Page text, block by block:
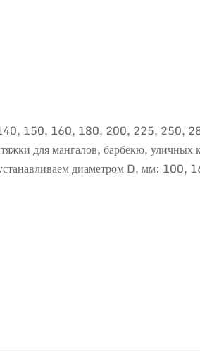
150, 160, 180, 200, 225, 250,
для мангалов, барбекю,
устанавливаем диаметром D, мм: